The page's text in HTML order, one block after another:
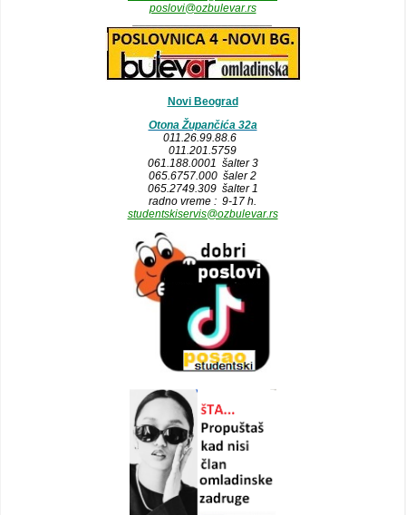
poslovi@ozbulevar.rs
Novi Beograd
Otona Župančića 32a
011.26.99.88.6
011.201.5759
061.188.0001 šalter 3
065.6757.000 šaler 2
065.2749.309 šalter 1
radno vreme : 9-17 h.
studentskiservis@ozbulevar.rs